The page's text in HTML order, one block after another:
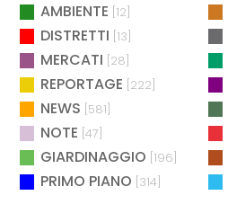
AMBIENTE [12]
DISTRETTI [13]
MERCATI [28]
REPORTAGE [222]
NEWS [581]
NOTE [47]
GIARDINAGGIO [196]
PRIMO PIANO [314]